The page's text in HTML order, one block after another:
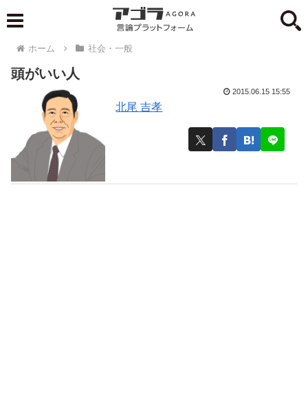
ホーム 社会・一般
頭がいい人
北尾 吉孝
2015.06.15 15:55